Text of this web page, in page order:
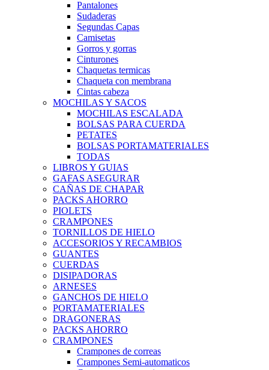
Pantalones
Sudaderas
Segundas Capas
Camisetas
Gorros y gorras
Cinturones
Chaquetas termicas
Chaqueta con membrana
Cintas cabeza
MOCHILAS Y SACOS
MOCHILAS ESCALADA
BOLSAS PARA CUERDA
PETATES
BOLSAS PORTAMATERIALES
TODAS
LIBROS Y GUIAS
GAFAS ASEGURAR
CAÑAS DE CHAPAR
PACKS AHORRO
PIOLETS
CRAMPONES
TORNILLOS DE HIELO
ACCESORIOS Y RECAMBIOS
GUANTES
CUERDAS
DISIPADORAS
ARNESES
GANCHOS DE HIELO
PORTAMATERIALES
DRAGONERAS
PACKS AHORRO
CRAMPONES
Crampones de correas
Crampones Semi-automaticos